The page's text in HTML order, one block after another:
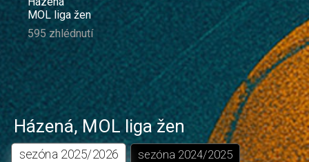
MOL liga žen
595 zhlédnutí
Házená,MOL liga žen
sezóna 2025/2026 sezóna 2024/2025